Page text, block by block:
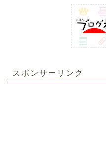
スポンサーリンク